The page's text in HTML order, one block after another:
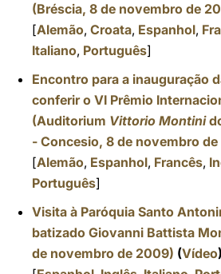
(Bréscia, 8 de novembro de
[Alemão, Croata, Espanhol,
Italiano, Português]
Encontro para a inauguração
conferir o VI Prêmio
(Auditorium Vittorio Montini
- Concesio, 8 de novembro
[Alemão, Espanhol, Francês,
Português]
Visita à Paróquia Santo
batizado Giovanni Battista
de novembro de 2009) (Vídeo)